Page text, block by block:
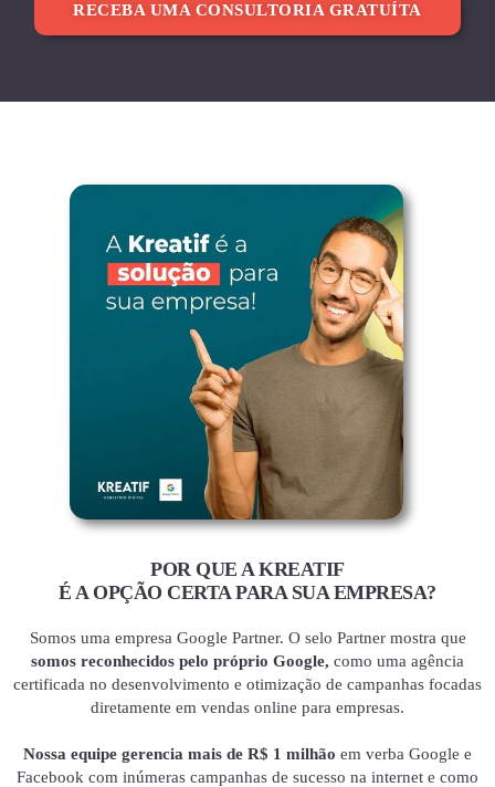
RECEBA UMA CONSULTORIA GRATUÍTA
POR QUE A KREATIF
É A OPÇÃO CERTA PARA SUA EMPRESA?
Somos uma empresa Google Partner. O selo Partner mostra que
somos reconhecidos pelo próprio Google, como uma agência
certificada no desenvolvimento e otimização de campanhas focadas
diretamente em vendas online para empresas.
Nossa equipe gerencia mais de R$ 1 milhão em verba Google e
Facebook com inúmeras campanhas de sucesso na internet e como